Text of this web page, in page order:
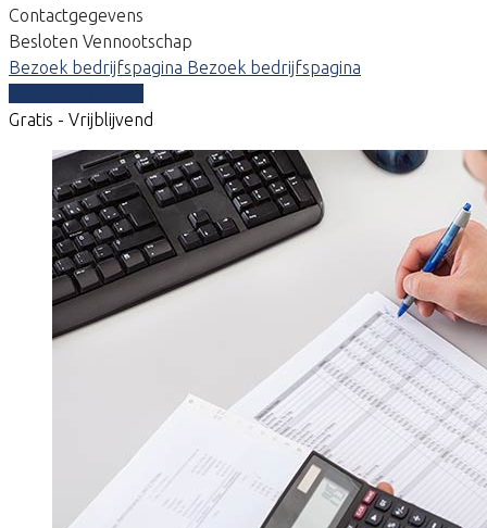
Contactgegevens
Besloten Vennootschap
Bezoek bedrijfspagina Bezoek bedrijfspagina
Gratis - Vrijblijvend